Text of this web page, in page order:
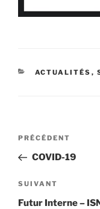
CATÉGORIES
ACTUALITÉS ,
Navigation
l’article
Article
précédent
PRÉCÉDENT
COVID-19
Article
suivant
SUIVANT
Futur Interne –